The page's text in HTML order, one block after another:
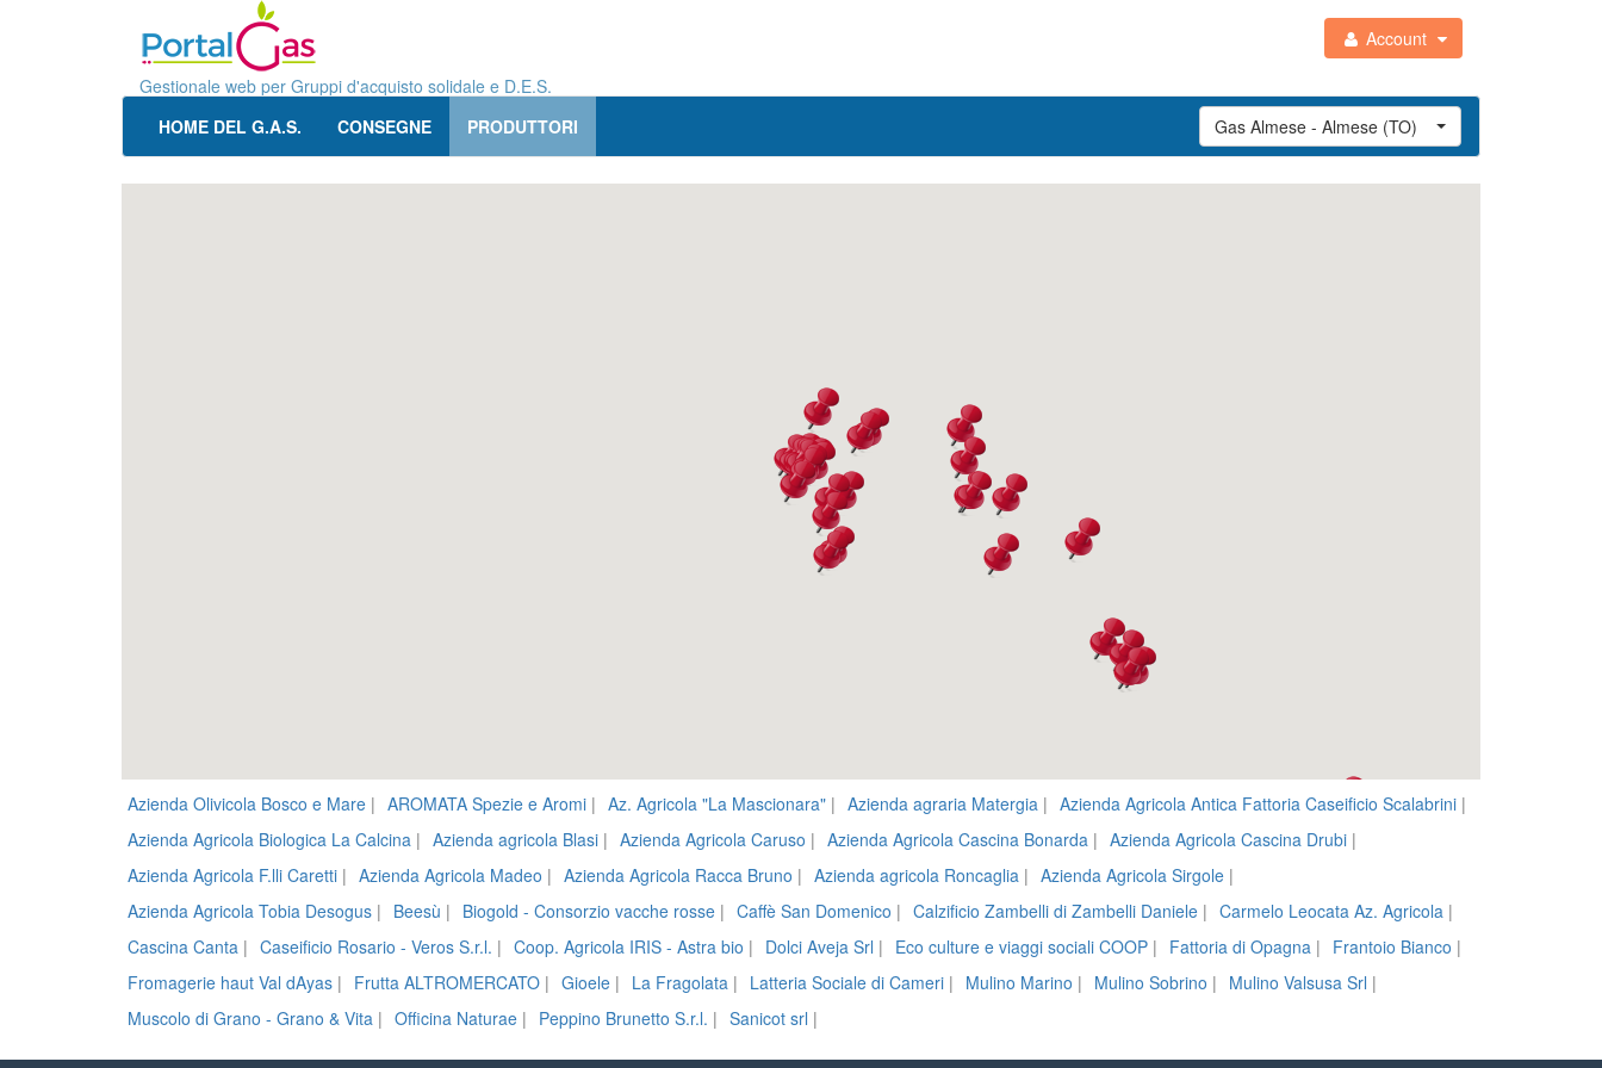
Gestionale web per Gruppi d'acquisto solidale e D.E.S.
Account
HOME DEL G.A.S. CONSEGNE PRODUTTORI Gas Almese - Almese (TO)
Azienda Olivicola Bosco e Mare | AROMATA Spezie e Aromi | Az. Agricola "La Mascionara" | Azienda agraria Matergia | Azienda Agricola Antica Fattoria Caseificio Scalabrini |
Azienda Agricola Biologica La Calcina | Azienda agricola Blasi | Azienda Agricola Caruso | Azienda Agricola Cascina Bonarda | Azienda Agricola Cascina Drubi |
Azienda Agricola F.lli Caretti | Azienda Agricola Madeo | Azienda Agricola Racca Bruno | Azienda agricola Roncaglia | Azienda Agricola Sirgole |
Azienda Agricola Tobia Desogus | Beesù | Biogold - Consorzio vacche rosse | Caffè San Domenico | Calzificio Zambelli di Zambelli Daniele | Carmelo Leocata Az. Agricola |
Cascina Canta | Caseificio Rosario - Veros S.r.l. | Coop. Agricola IRIS - Astra bio | Dolci Aveja Srl | Eco culture e viaggi sociali COOP | Fattoria di Opagna | Frantoio Bianco |
Fromagerie haut Val dAyas | Frutta ALTROMERCATO | Gioele | La Fragolata | Latteria Sociale di Cameri | Mulino Marino | Mulino Sobrino | Mulino Valsusa Srl |
Muscolo di Grano - Grano & Vita | Officina Naturae | Peppino Brunetto S.r.l. | Sanicot srl |